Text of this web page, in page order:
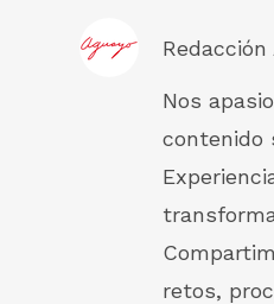
Redacción
Nos
contenido
retos,